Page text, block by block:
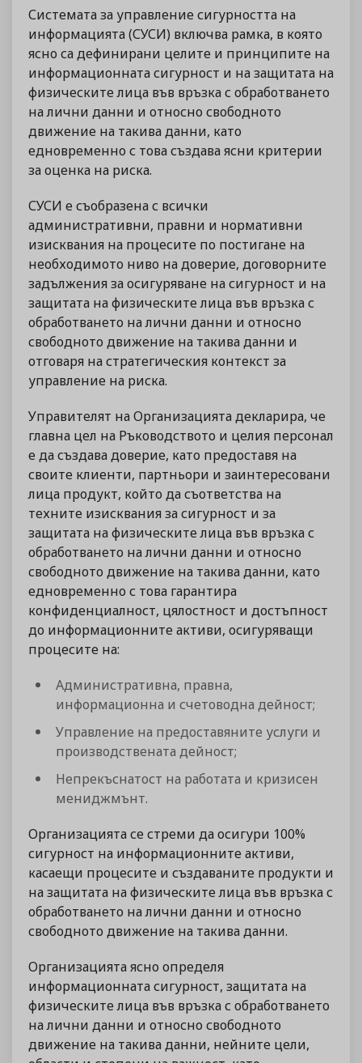
Системата за управление сигурността на
информацията (СУСИ) включва рамка, в която
ясно са дефинирани целите и принципите на
информационната сигурност и на защитата на
физическите лица във връзка с обработването
на лични данни и относно свободното
движение на такива данни, като
едновременно с това създава ясни критерии
за оценка на риска.
СУСИ е съобразена с всички
административни, правни и нормативни
изисквания на процесите по постигане на
необходимото ниво на доверие, договорните
задължения за осигуряване на сигурност и на
защитата на физическите лица във връзка с
обработването на лични данни и относно
свободното движение на такива данни и
отговаря на стратегическия контекст за
управление на риска.
Управителят на Организацията декларира, че
главна цел на Ръководството и целия персонал
е да създава доверие, като предоставя на
своите клиенти, партньори и заинтересовани
лица продукт, който да съответства на
техните изисквания за сигурност и за
защитата на физическите лица във връзка с
обработването на лични данни и относно
свободното движение на такива данни, като
едновременно с това гарантира
конфиденциалност, цялостност и достъпност
до информационните активи, осигуряващи
процесите на:
Административна, правна,
информационна и счетоводна дейност;
Управление на предоставяните услуги и
производствената дейност;
Непрекъснатост на работата и кризисен
мениджмънт.
Организацията се стреми да осигури 100%
сигурност на информационните активи,
касаещи процесите и създаваните продукти и
на защитата на физическите лица във връзка с
обработването на лични данни и относно
свободното движение на такива данни.
Организацията ясно определя
информационната сигурност, защитата на
физическите лица във връзка с обработването
на лични данни и относно свободното
движение на такива данни, нейните цели,